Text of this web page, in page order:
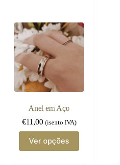
Anel em Aço
€11,00 (isento IVA)
Ver opções
product
has